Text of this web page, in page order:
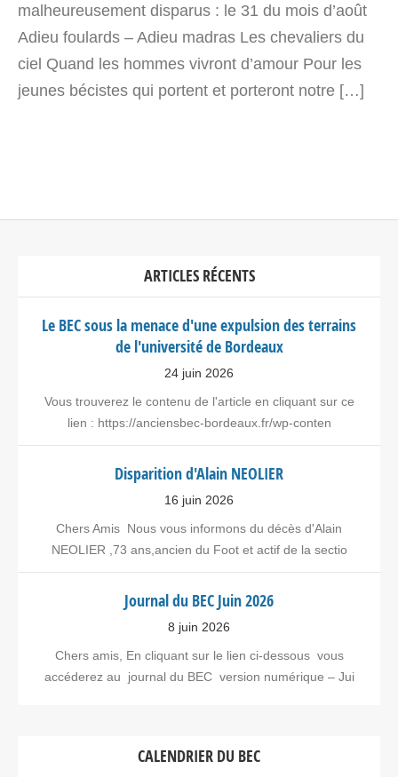
malheureusement disparus : le 31 du mois d’août
Adieu foulards – Adieu madras Les chevaliers du
ciel Quand les hommes vivront d’amour Pour les
jeunes bécistes qui portent et porteront notre […]
ARTICLES RÉCENTS
Le BEC sous la menace d'une expulsion des terrains
de l'université de Bordeaux
24 juin 2026
Vous trouverez le contenu de l'article en cliquant sur ce
lien : https://anciensbec-bordeaux.fr/wp-conten
Disparition d'Alain NEOLIER
16 juin 2026
Chers Amis Nous vous informons du décès d'Alain
NEOLIER ,73 ans,ancien du Foot et actif de la sectio
Journal du BEC Juin 2026
8 juin 2026
Chers amis, En cliquant sur le lien ci-dessous vous
accéderez au journal du BEC version numérique – Jui
CALENDRIER DU BEC